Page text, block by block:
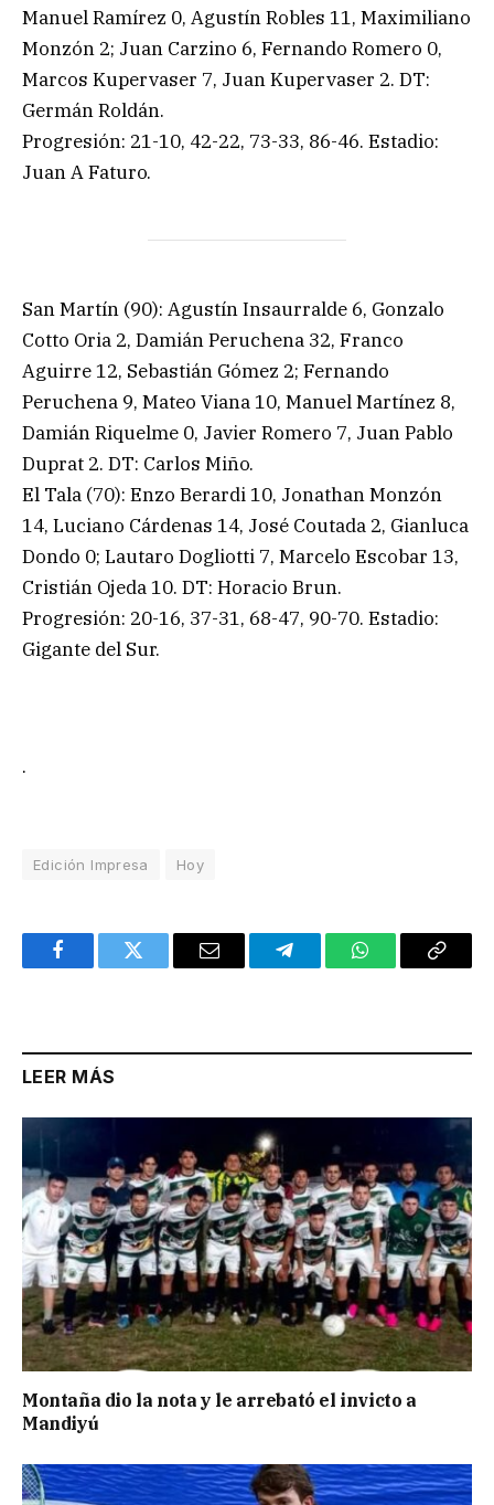
Manuel Ramírez 0, Agustín Robles 11, Maximiliano
Monzón 2; Juan Carzino 6, Fernando Romero 0,
Marcos Kupervaser 7, Juan Kupervaser 2. DT:
Germán Roldán.
Progresión: 21-10, 42-22, 73-33, 86-46. Estadio:
Juan A Faturo.
San Martín (90): Agustín Insaurralde 6, Gonzalo
Cotto Oria 2, Damián Peruchena 32, Franco
Aguirre 12, Sebastián Gómez 2; Fernando
Peruchena 9, Mateo Viana 10, Manuel Martínez 8,
Damián Riquelme 0, Javier Romero 7, Juan Pablo
Duprat 2. DT: Carlos Miño.
El Tala (70): Enzo Berardi 10, Jonathan Monzón
14, Luciano Cárdenas 14, José Coutada 2, Gianluca
Dondo 0; Lautaro Dogliotti 7, Marcelo Escobar 13,
Cristián Ojeda 10. DT: Horacio Brun.
Progresión: 20-16, 37-31, 68-47, 90-70. Estadio:
Gigante del Sur.
.
Edición Impresa Hoy
FacebookTwitter Email TelegramWhatsAppCopy
LEER MÁS
Montaña dio la nota y le arrebató el invicto a
Mandiyú